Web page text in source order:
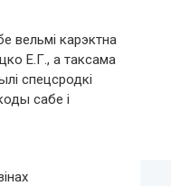
вельмі карэктна
Е.Г., а таксама
спецсродкі
сабе і